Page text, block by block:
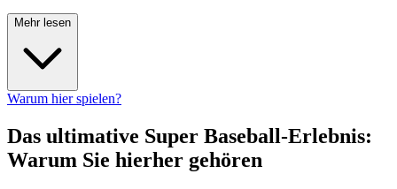
Mehr lesen
Warum hier spielen?
Das ultimative Super Baseball-Erlebnis:
Warum Sie hierher gehören